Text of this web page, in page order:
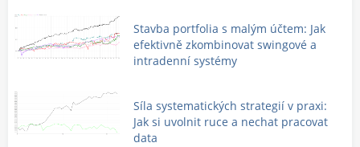
Stavba portfolia s malým účtem: Jak
efektivně zkombinovat swingové a
intradenní systémy
Síla systematických strategií v praxi:
Jak si uvolnit ruce a nechat pracovat
data